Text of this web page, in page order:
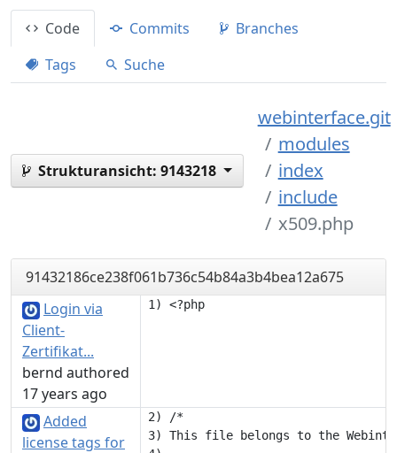
Code Commits
Branches
Tags
Suche
Strukturansicht: 9143218
webinterface.git
modules
index
include
x509.php
91432186ce238f061b736c54b84a3b4bea12a675
Login via
Client-
Zertifikat...
bernd authored
17 years ago
Added
license tags for
2) /*
3) This file belongs to the